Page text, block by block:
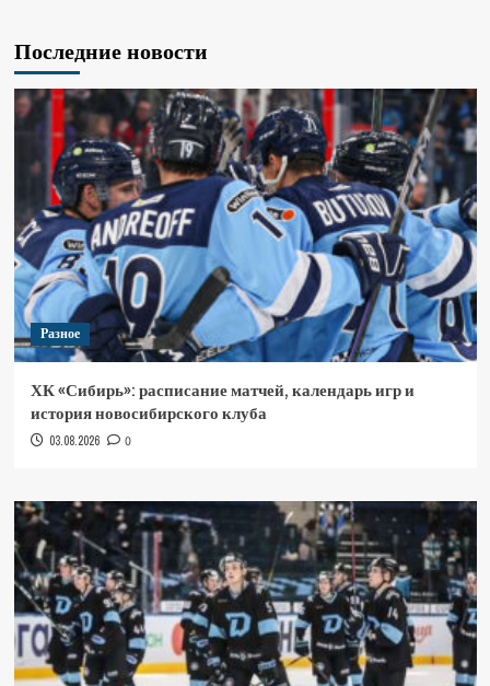
Последние новости
Разное
ХК «Сибирь»: расписание матчей, календарь игр и
история новосибирского клуба
03.08.2026 0